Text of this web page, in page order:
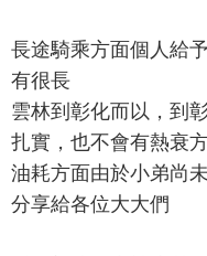
長途騎乘方面個人給
有很長
雲林到彰化而以，到
扎實，也不會有熱衰
油耗方面由於小弟尚
分享給各位大大們